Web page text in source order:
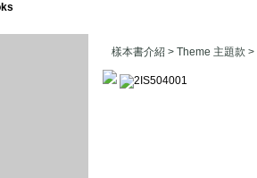
樣本書介紹 > Theme 主題款 >